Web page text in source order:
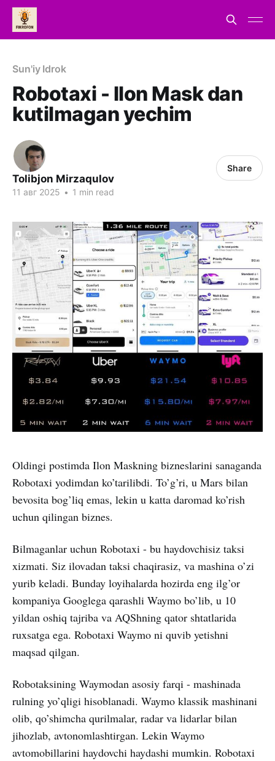
Sun'iy Idrok
Robotaxi - Ilon Mask dan
kutilmagan yechim
Tolibjon Mirzaqulov
11 авг 2025 • 1 min read
Share
Oldingi postimda Ilon Maskning bizneslarini sanaganda
Robotaxi yodimdan ko’tarilibdi. To’g’ri, u Mars bilan
bevosita bog’liq emas, lekin u katta daromad ko’rish
uchun qilingan biznes.
Bilmaganlar uchun Robotaxi - bu haydovchisiz taksi
xizmati. Siz ilovadan taksi chaqirasiz, va mashina o’zi
yurib keladi. Bunday loyihalarda hozirda eng ilg’or
kompaniya Googlega qarashli Waymo bo’lib, u 10
yildan oshiq tajriba va AQShning qator shtatlarida
ruxsatga ega. Robotaxi Waymo ni quvib yetishni
maqsad qilgan.
Robotaksining Waymodan asosiy farqi - mashinada
rulning yo’qligi hisoblanadi. Waymo klassik mashinani
olib, qo’shimcha qurilmalar, radar va lidarlar bilan
jihozlab, avtonomlashtirgan. Lekin Waymo
avtomobillarini haydovchi haydashi mumkin. Robotaxi